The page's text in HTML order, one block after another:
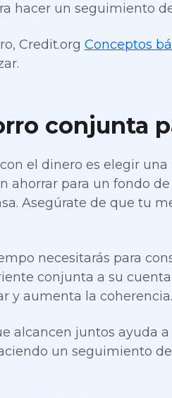
hacer un seguimiento
Credit.org Conceptos
conjunta
el dinero es elegir
ahorrar para un fondo
Asegúrate de que tu
necesitarás para
conjunta a su
y aumenta la coherencia.
alcancen juntos ayuda a
un seguimiento